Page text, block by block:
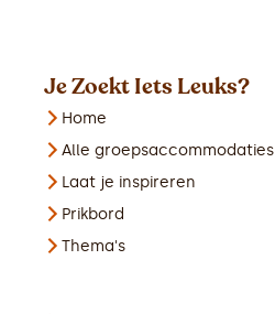
Je Zoekt Iets Leuks?
Home
Alle groepsaccommodaties
Laat je inspireren
Prikbord
Thema's